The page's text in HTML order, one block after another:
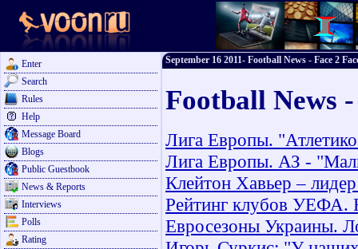
Enter
Search
Rules
Help
Message Board
Blogs
Public Guestbook
News & Reports
Interviews
Polls
Rating
September 16 2011- Football News - Face 2
Football News
Лига Европы.
Лига Европы. АЗ -
Клейтон Хавьер –
Рейтинг клубов УЕФА.
Евросезоны Украины.